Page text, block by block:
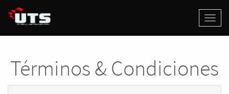
Términos & Condiciones